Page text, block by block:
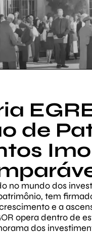
de
no mundo dos
tem
e a
opera dentro de
dos